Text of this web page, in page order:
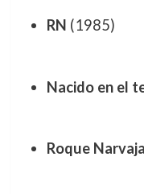
RN (1985)
Nacido en el
Roque Narvaja